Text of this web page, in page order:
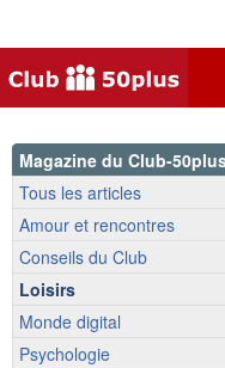
Magazine du Club-
Tous les articles
Amour et rencontres
Conseils du Club
Loisirs
Monde digital
Psychologie